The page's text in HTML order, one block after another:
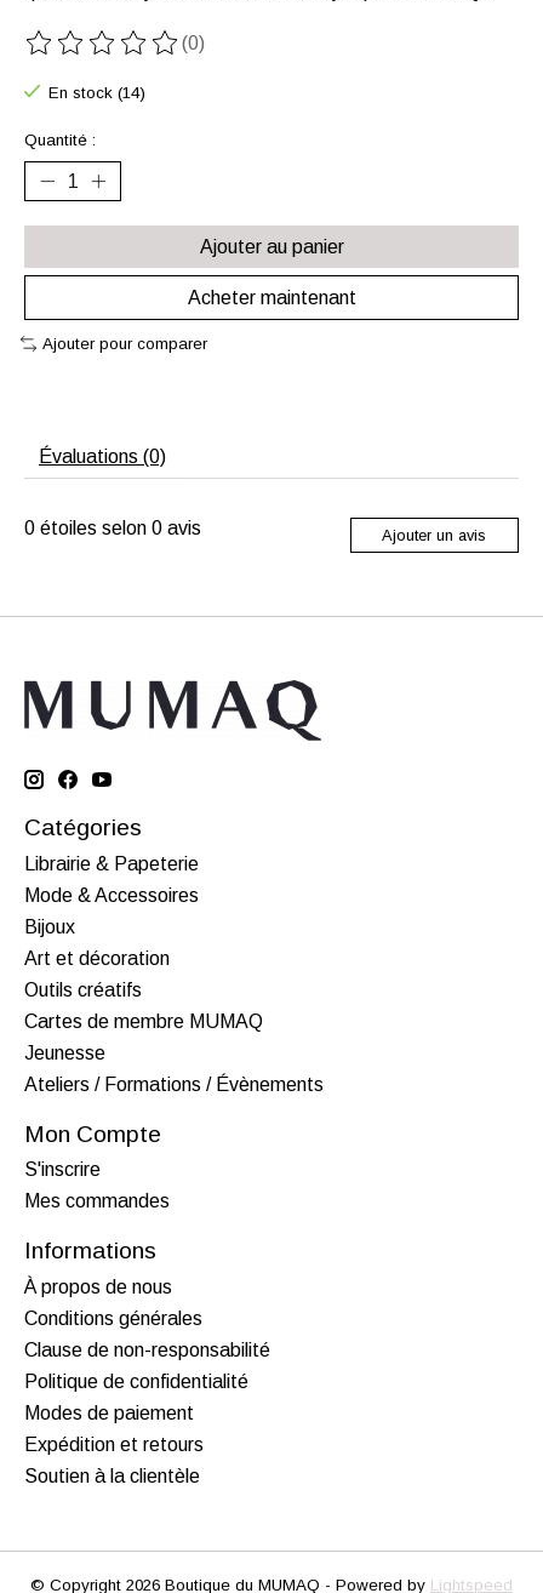
Ce produit est évalué à
(0)
En stock (14)
Quantité :
Ajouter au panier
Acheter maintenant
Ajouter pour comparer
Évaluations (0)
0 étoiles selon 0 avis Ajouter un avis
Catégories
Librairie & Papeterie
Mode & Accessoires
Bijoux
Art et décoration
Outils créatifs
Cartes de membre MUMAQ
Jeunesse
Ateliers / Formations / Évènements
Mon Compte
S'inscrire
Mes commandes
Informations
À propos de nous
Conditions générales
Clause de non-responsabilité
Politique de confidentialité
Modes de paiement
Expédition et retours
Soutien à la clientèle
© Copyright 2026 Boutique du MUMAQ - Powered by Lightspeed